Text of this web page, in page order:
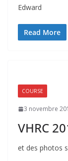
Edward
Read More
COURSE
3 novembre
VHRC
et des photos